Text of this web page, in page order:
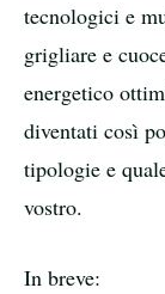
tecnologici e
grigliare e
energetico
diventati così
tipologie e
vostro.
In breve: